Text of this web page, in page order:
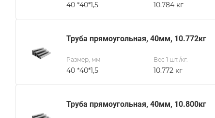
40 *40*1,5 10.784 кг
Труба прямоугольная, 40мм, 10.772кг
Размер, мм
40 *40*1,5
Вес 1 шт./кг.
10.772 кг
Труба прямоугольная, 40мм, 10.800кг